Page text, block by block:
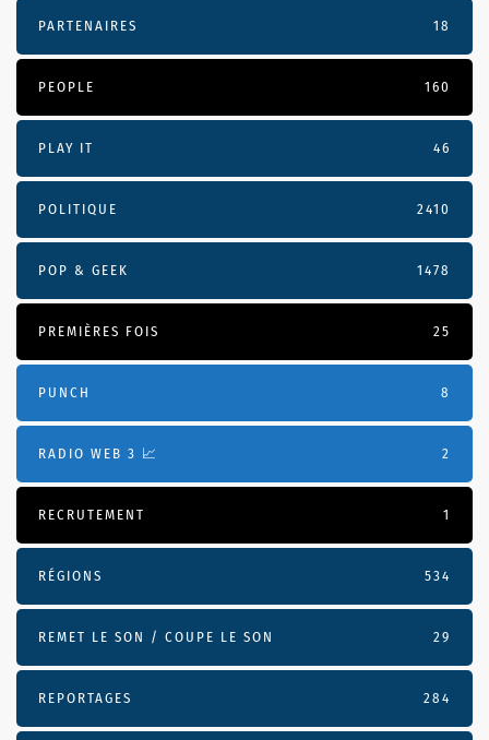
PARTENAIRES 18
PEOPLE 160
PLAY IT 46
POLITIQUE 2410
POP & GEEK 1478
PREMIÈRES FOIS 25
PUNCH 8
RADIO WEB 3 📈 2
RECRUTEMENT 1
RÉGIONS 534
REMET LE SON / COUPE LE SON 29
REPORTAGES 284